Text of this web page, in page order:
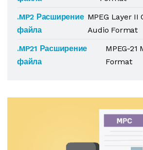
.MP2 Расширение
файла
MPEG Layer II
Audio Format
.MP21 Расширение
файла
MPEG-
Format